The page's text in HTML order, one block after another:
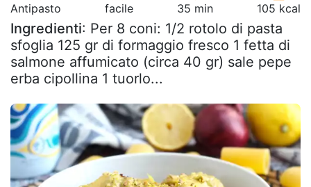
Antipasto facile 35 min 105 kcal
Ingredienti: Per 8 coni: 1/2 rotolo di pasta
sfoglia 125 gr di formaggio fresco 1 fetta di
salmone affumicato (circa 40 gr) sale pepe
erba cipollina 1 tuorlo...